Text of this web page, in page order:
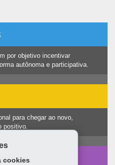
por objetivo incentivar
autônoma e participativa.
para chegar ao novo,
positivo.
cookies